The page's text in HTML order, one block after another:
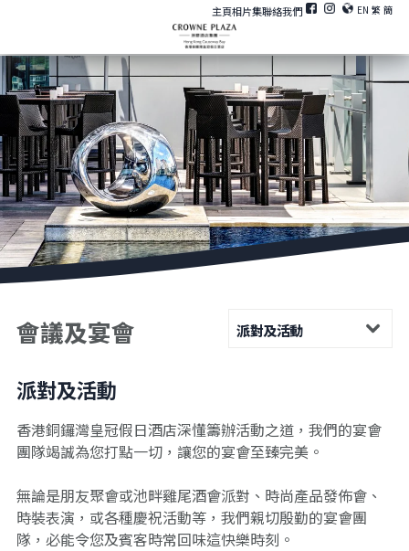
主頁相片集聯絡我們 EN 繁 簡
會議及宴會 派對及活動
派對及活動
香港銅鑼灣皇冠假日酒店深懂籌辦活動之道，我們的宴會
團隊竭誠為您打點一切，讓您的宴會至臻完美。
無論是朋友聚會或池畔雞尾酒會派對、時尚產品發佈會、
時裝表演，或各種慶祝活動等，我們親切殷勤的宴會團
隊，必能令您及賓客時常回味這快樂時刻。